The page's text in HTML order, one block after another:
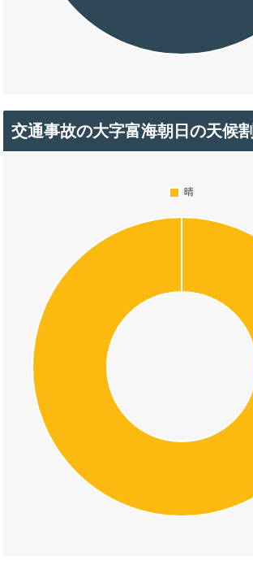
交通事故の大字富海朝日の天候